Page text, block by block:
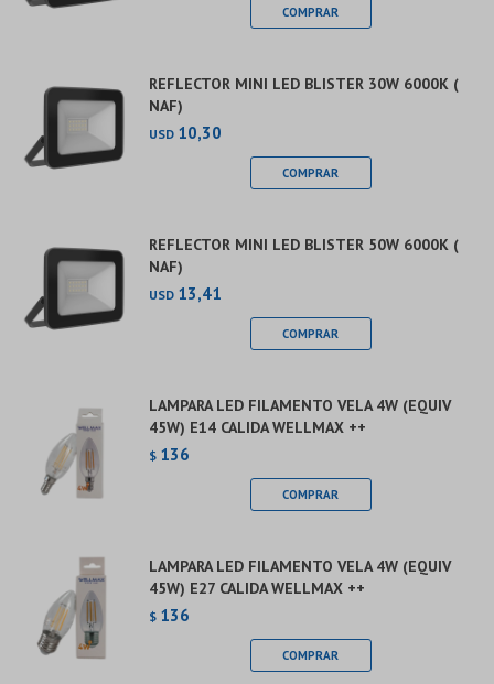
REFLECTOR MINI LED BLISTER 30W 6000K (
NAF)
USD 10,30
REFLECTOR MINI LED BLISTER 50W 6000K (
NAF)
USD 13,41
LAMPARA LED FILAMENTO VELA 4W (EQUIV
45W) E14 CALIDA WELLMAX ++
$ 136
LAMPARA LED FILAMENTO VELA 4W (EQUIV
45W) E27 CALIDA WELLMAX ++
$ 136